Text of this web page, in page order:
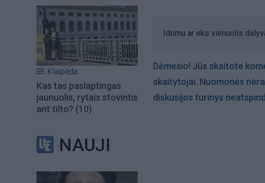
Klaipėda
Kas tas paslaptingas
jaunuolis, rytais stovintis
ant tilto? (10)
NAUJI
Idomu ar eks vienuolis
Dėmesio! Jūs skaitote
skaitytojai. Nuomonės
diskusijos turinys